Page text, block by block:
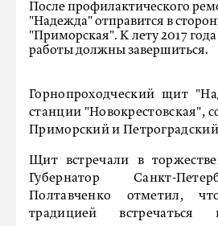
После профилактического
"Надежда" отправится в
"Приморская". К лету 2017
работы должны завершиться.
Горнопроходческий щит
станции "Новокрестовская",
Приморский и
Щит встречали в
Губернатор Санкт-
Полтавченко отметил,
традицией